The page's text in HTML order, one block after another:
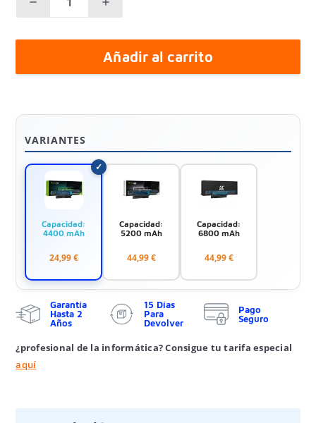
Añadir al carrito
VARIANTES
Capacidad:
4400 mAh
24,99 €
Capacidad:
5200 mAh
44,99 €
Capacidad:
6800 mAh
44,99 €
Garantía
Hasta 2
Años
15 Días
Para
Devolver
Pago
Seguro
¿profesional de la informática? Consigue tu tarifa especial
aquí